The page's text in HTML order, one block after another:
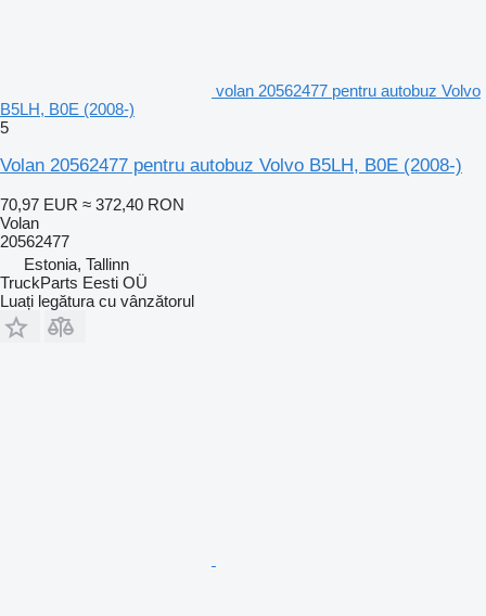
volan 20562477 pentru autobuz Volvo
B5LH, B0E (2008-)
5
Volan 20562477 pentru autobuz Volvo B5LH, B0E (2008-)
70,97 EUR ≈ 372,40 RON
Volan
20562477
Estonia, Tallinn
TruckParts Eesti OÜ
Luați legătura cu vânzătorul